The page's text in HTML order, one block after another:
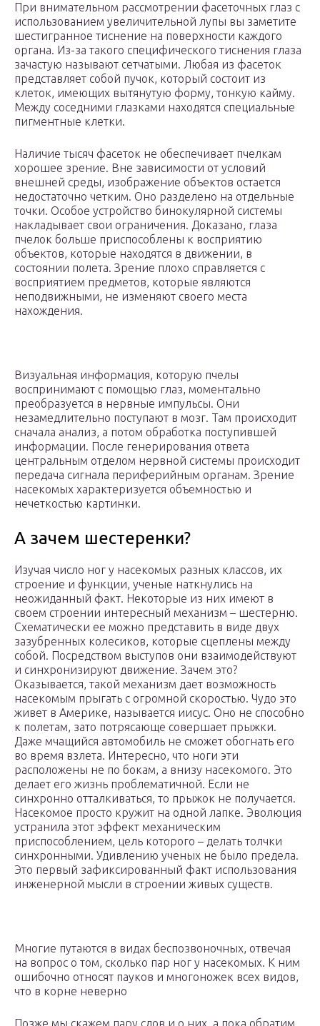
При внимательном рассмотрении фасеточных глаз с
использованием увеличительной лупы вы заметите
шестигранное тиснение на поверхности каждого
органа. Из-за такого специфического тиснения глаза
зачастую называют сетчатыми. Любая из фасеток
представляет собой пучок, который состоит из
клеток, имеющих вытянутую форму, тонкую кайму.
Между соседними глазками находятся специальные
пигментные клетки.
Наличие тысяч фасеток не обеспечивает пчелкам
хорошее зрение. Вне зависимости от условий
внешней среды, изображение объектов остается
недостаточно четким. Оно разделено на отдельные
точки. Особое устройство бинокулярной системы
накладывает свои ограничения. Доказано, глаза
пчелок больше приспособлены к восприятию
объектов, которые находятся в движении, в
состоянии полета. Зрение плохо справляется с
восприятием предметов, которые являются
неподвижными, не изменяют своего места
нахождения.
Визуальная информация, которую пчелы
воспринимают с помощью глаз, моментально
преобразуется в нервные импульсы. Они
незамедлительно поступают в мозг. Там происходит
сначала анализ, а потом обработка поступившей
информации. После генерирования ответа
центральным отделом нервной системы происходит
передача сигнала периферийным органам. Зрение
насекомых характеризуется объемностью и
нечеткостью картинки.
А зачем шестеренки?
Изучая число ног у насекомых разных классов, их
строение и функции, ученые наткнулись на
неожиданный факт. Некоторые из них имеют в
своем строении интересный механизм – шестерню.
Схематически ее можно представить в виде двух
зазубренных колесиков, которые сцеплены между
собой. Посредством выступов они взаимодействуют
и синхронизируют движение. Зачем это?
Оказывается, такой механизм дает возможность
насекомым прыгать с огромной скоростью. Чудо это
живет в Америке, называется иисус. Оно не способно
к полетам, зато потрясающе совершает прыжки.
Даже мчащийся автомобиль не сможет обогнать его
во время взлета. Интересно, что ноги эти
расположены не по бокам, а внизу насекомого. Это
делает его жизнь проблематичной. Если не
синхронно отталкиваться, то прыжок не получается.
Насекомое просто кружит на одной лапке. Эволюция
устранила этот эффект механическим
приспособлением, цель которого – делать толчки
синхронными. Удивлению ученых не было предела.
Это первый зафиксированный факт использования
инженерной мысли в строении живых существ.
Многие путаются в видах беспозвоночных, отвечая
на вопрос о том, сколько пар ног у насекомых. К ним
ошибочно относят пауков и многоножек всех видов,
что в корне неверно
Позже мы скажем пару слов и о них, а пока обратим